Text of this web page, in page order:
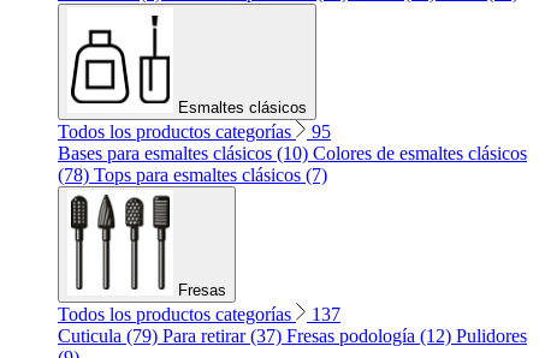
Esmaltes clásicos
Todos los productos categorías
95
Bases para esmaltes clásicos (10) Colores de esmaltes clásicos
(78) Tops para esmaltes clásicos (7)
Fresas
Todos los productos categorías
137
Cuticula (79) Para retirar (37) Fresas podología (12) Pulidores